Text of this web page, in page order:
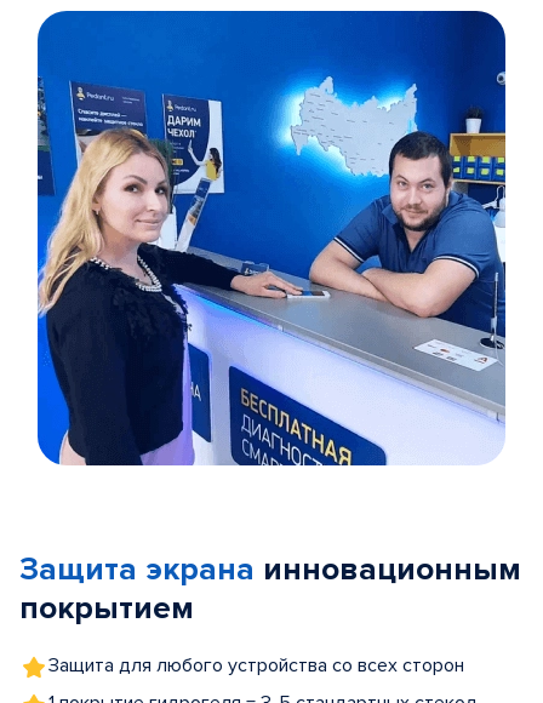
5
Защита экрана инновационным
покрытием
Защита для любого устройства со всех сторон